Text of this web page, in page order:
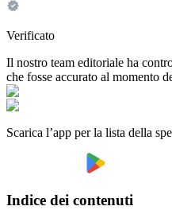
Verificato
Il nostro team editoriale ha
che fosse accurato al momento
Scarica l’app per la lista della
Indice dei contenuti